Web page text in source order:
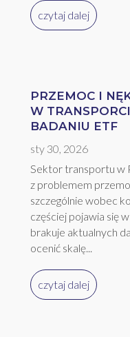
czytaj dalej
PRZEMOC I
W
BADANIU ETF
sty 30, 2026
Sektor transportu w
z problemem
szczególnie wobec
częściej pojawia się
brakuje aktualnych
ocenić skalę...
czytaj dalej